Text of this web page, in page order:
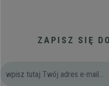
ZAPISZ SIĘ